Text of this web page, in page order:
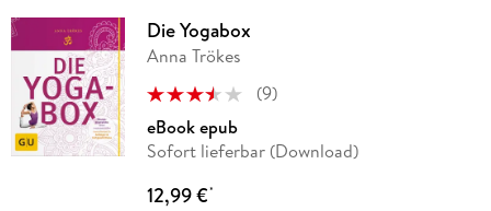
Die Yogabox
Anna Trökes
(9)
eBook epub
Sofort lieferbar (Download)
12,99 €*